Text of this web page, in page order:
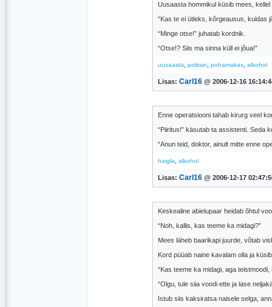
Uusaasta hommikul küsib mees,
“Kas te ei ütleks, kõrgeausus, kuidas
“Minge otse!” juhatab kordnik.
“Otse!? Siis ma sinna küll ei jõua!”
uusaasta politsei pohamakas alkohol
Lisas: Carl16 @ 2006-12-16
Enne operatsiooni tahab kirurg veel
“Piiritus!” käsutab ta assistenti. Seda
“Anun teid, doktor, ainult mitte enne
haigla alkohol
Lisas: Carl16 @ 2006-12-17
Keskealine abielupaar heidab õhtul
“Noh, kallis, kas teeme ka midagi?”
Mees läheb baarikapi juurde, võtab
Kord püüab naine kavalam olla ja
“Kas teeme ka midagi, aga teistmoodi,
“Olgu, tule siia voodi ette ja lase
Istub siis kaksiratsa naisele selga,